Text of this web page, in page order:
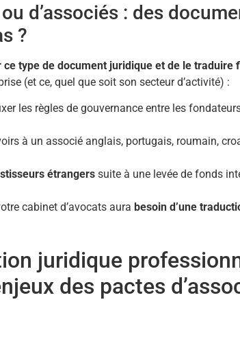
d’associés : des
?
ce type de document juridique et de le traduire
(et ce, quel que soit son secteur d’activité) :
les règles de gouvernance entre les
à un associé anglais, portugais, roumain,
étrangers suite à une levée de fonds
cabinet d’avocats aura besoin d’une
juridique
des pactes